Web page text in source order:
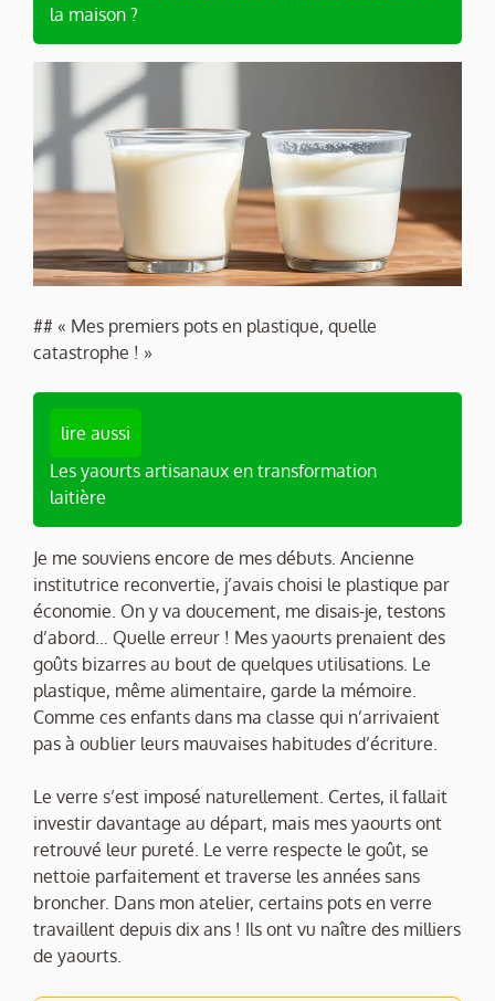
la maison ?
## « Mes premiers pots en plastique, quelle
catastrophe ! »
lire aussi
Les yaourts artisanaux en transformation
laitière
Je me souviens encore de mes débuts. Ancienne
institutrice reconvertie, j’avais choisi le plastique par
économie. On y va doucement, me disais-je, testons
d’abord… Quelle erreur ! Mes yaourts prenaient des
goûts bizarres au bout de quelques utilisations. Le
plastique, même alimentaire, garde la mémoire.
Comme ces enfants dans ma classe qui n’arrivaient
pas à oublier leurs mauvaises habitudes d’écriture.
Le verre s’est imposé naturellement. Certes, il fallait
investir davantage au départ, mais mes yaourts ont
retrouvé leur pureté. Le verre respecte le goût, se
nettoie parfaitement et traverse les années sans
broncher. Dans mon atelier, certains pots en verre
travaillent depuis dix ans ! Ils ont vu naître des milliers
de yaourts.